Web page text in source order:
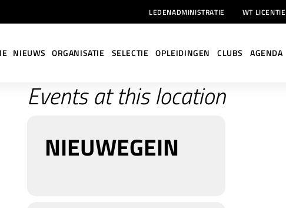
LEDENADMINISTRATIE WT LICENTIE
NIEUWS ORGANISATIE SELECTIE OPLEIDINGEN CLUBS AGENDA
Events at this location
NIEUWEGEIN